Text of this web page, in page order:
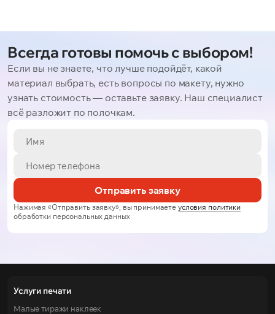
Всегда готовы помочь с выбором!
Если вы не знаете, что лучше подойдёт, какой
материал выбрать, есть вопросы по макету, нужно
узнать стоимость — оставьте заявку. Наш специалист
всё разложит по полочкам.
Отправить заявку
Нажимая «Отправить заявку», вы принимаете условия политики
обработки персональных данных
Услуги печати
Малые тиражи наклеек